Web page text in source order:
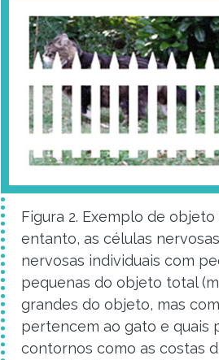
Figura 2. Exemplo de
entanto, as células
nervosas individuais com
pequenas do objeto total
grandes do objeto, mas
pertencem ao gato e quais
contornos como as costas